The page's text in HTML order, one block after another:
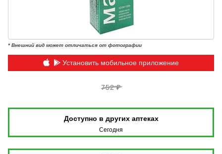
* Внешний вид может отличаться от фотографии
Установить мобильное приложение
752 ₽
Доступно в других аптеках
Сегодня